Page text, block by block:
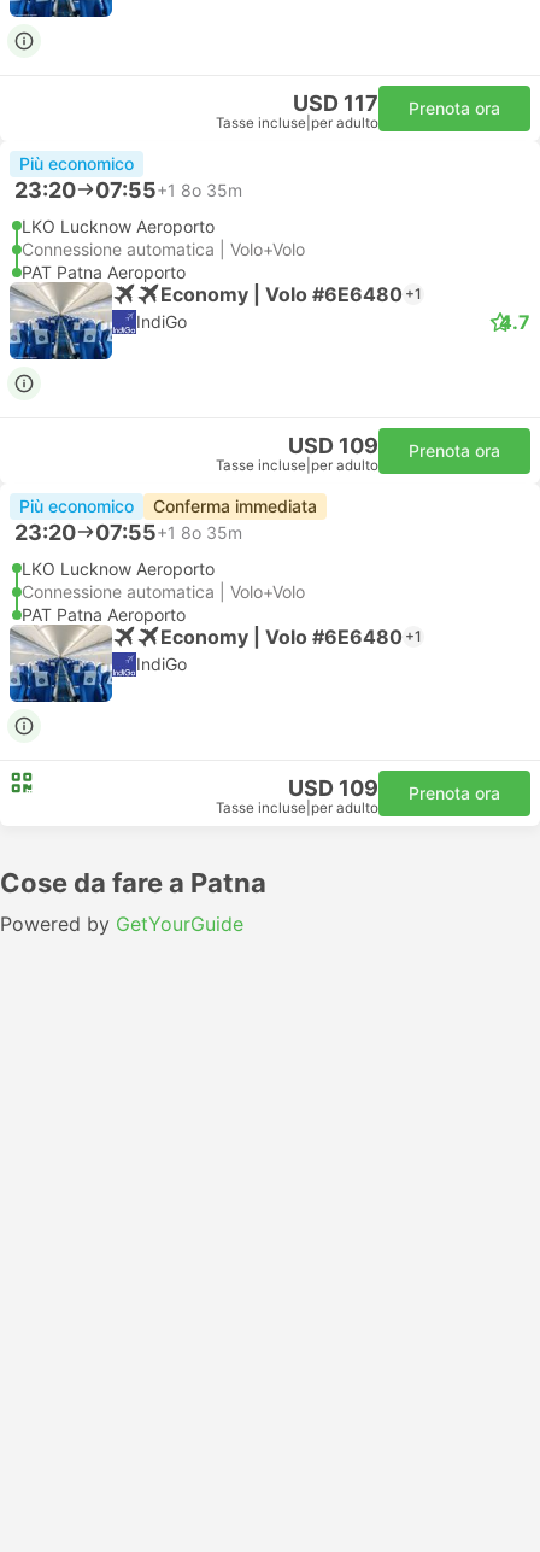
USD 117
Tasse incluse per adulto
Prenota ora
Più economico
23:20 07:55+1 8o 35m
LKO Lucknow Aeroporto
Connessione automatica | Volo+Volo
PAT Patna Aeroporto
Economy | Volo #6E6480 +1
IndiGo 4.7
USD 109
Tasse incluse per adulto
Prenota ora
Più economico Conferma immediata
23:20 07:55+1 8o 35m
LKO Lucknow Aeroporto
Connessione automatica | Volo+Volo
PAT Patna Aeroporto
Economy | Volo #6E6480 +1
IndiGo
USD 109
Tasse incluse per adulto
Prenota ora
Cose da fare a Patna
Powered by GetYourGuide